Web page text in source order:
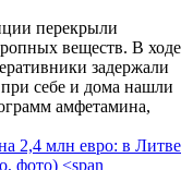
перекрыли
веществ. В ходе
задержали
себе и дома нашли
амфетамина,